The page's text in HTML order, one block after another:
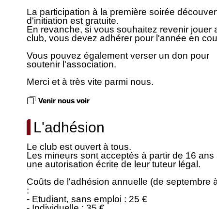
La participation à la première soirée
d'initiation est gratuite.
En revanche, si vous souhaitez revenir jouer
club, vous devez adhérer pour l'année en
Vous pouvez également verser un don pour
soutenir l'association.
Merci et à très vite parmi nous.
Venir nous voir
L'adhésion
Le club est ouvert à tous.
Les mineurs sont acceptés à partir de 16 ans
une autorisation écrite de leur tuteur légal.
Coûts de l'adhésion annuelle (de septembre
:
- Etudiant, sans emploi : 25 €